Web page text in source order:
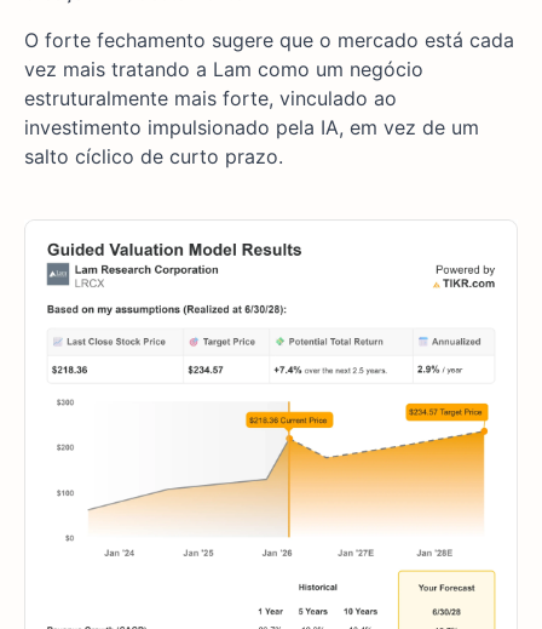
O forte fechamento sugere que o mercado está cada
vez mais tratando a Lam como um negócio
estruturalmente mais forte, vinculado ao
investimento impulsionado pela IA, em vez de um
salto cíclico de curto prazo.